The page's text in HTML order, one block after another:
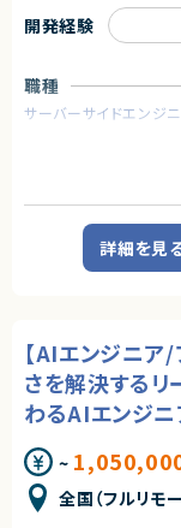
職種
サーバーサイドエンジ
教育を軸に人材領域で
これまで15万人以上
してきた企業様です。
企業のDX推進を実現
策定、アセスメント・
てきた実績がございます
【業務概要】
個社向け企業研修のメ
まずはサポート役とし
壇いただきます。
研修は基本的に法人の
・稼働日数：シフト制/
開発経験
詳細を見
【AIエンジニア
さを解決するリ
わるAIエンジニ
~
全国（フルリモ